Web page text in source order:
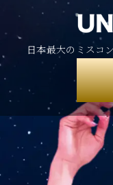
日本最大のミスコ